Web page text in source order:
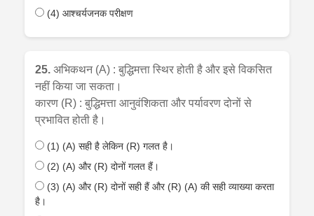
(4) आश्चर्यजनक परीक्षण
25. अभिकथन (A) : बुद्धिमत्ता स्थिर होती है और इसे विकसित
नहीं किया जा सकता।
कारण (R) : बुद्धिमत्ता आनुवंशिकता और पर्यावरण दोनों से
प्रभावित होती है।
(1) (A) सही है लेकिन (R) गलत है।
(2) (A) और (R) दोनों गलत हैं।
(3) (A) और (R) दोनों सही हैं और (R) (A) की सही व्याख्या करता
है।